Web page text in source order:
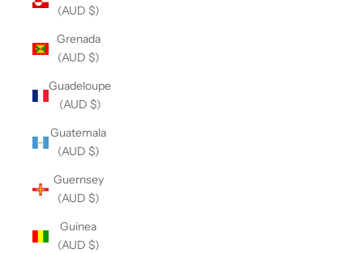
(AUD $)
Grenada
(AUD $)
Guadeloupe
(AUD $)
Guatemala
(AUD $)
Guernsey
(AUD $)
Guinea
(AUD $)